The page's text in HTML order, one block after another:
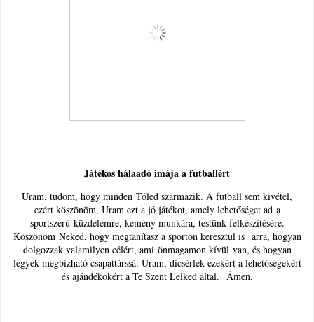
Játékos hálaadó imája a futballért
Uram, tudom, hogy minden Tőled származik. A futball sem kivétel,
ezért köszönöm, Uram ezt a jó játékot, amely lehetőséget ad a
sportszerű küzdelemre, kemény munkára, testünk felkészítésére.
Köszönöm Neked, hogy megtanítasz a sporton keresztül is arra, hogyan
dolgozzak valamilyen célért, ami önmagamon kívül van, és hogyan
legyek megbízható csapattárssá. Uram, dicsérlek ezekért a lehetőségekért
és ajándékokért a Te Szent Lelked által. Ámen.